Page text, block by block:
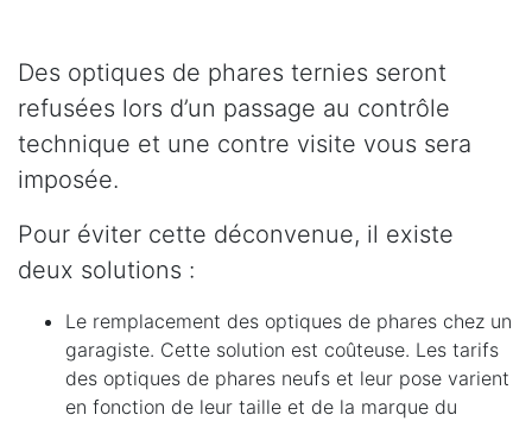
Des optiques de phares ternies seront
refusées lors d’un passage au contrôle
technique et une contre visite vous sera
imposée.
Pour éviter cette déconvenue, il existe
deux solutions :
Le remplacement des optiques de phares chez un
garagiste. Cette solution est coûteuse. Les tarifs
des optiques de phares neufs et leur pose varient
en fonction de leur taille et de la marque du